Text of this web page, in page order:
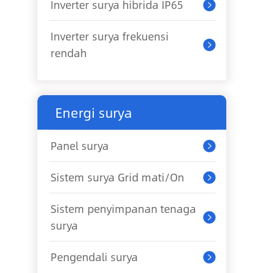
Inverter surya hibrida IP65 
Inverter surya frekuensi
rendah

Energi surya
Panel surya 
Sistem surya Grid mati/On 
Sistem penyimpanan tenaga
surya

Pengendali surya 